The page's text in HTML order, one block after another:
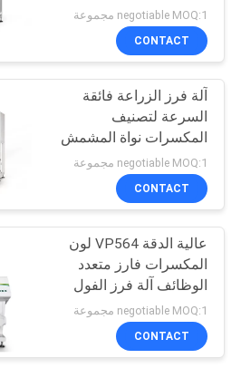
اطلب
اقتباس
خريطة
الموقع
PRIVACY
POLICY
فارز لون
38
فارز لون
58
negotiable MOQ:1 مجموعة
CONTACT
آلة فرز الزراعة فائقة
السرعة لتصنيف
المكسرات نواة المشمش
negotiable MOQ:1 مجموعة
CONTACT
عالية الدقة VP564 لون
المكسرات فارز متعدد
الوظائف آلة فرز الفول
السوداني
negotiable MOQ:1 مجموعة
CONTACT